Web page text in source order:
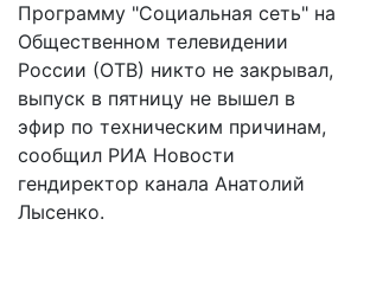
Программу "Социальная сеть" на
Общественном телевидении
России (ОТВ) никто не закрывал,
выпуск в пятницу не вышел в
эфир по техническим причинам,
сообщил РИА Новости
гендиректор канала Анатолий
Лысенко.